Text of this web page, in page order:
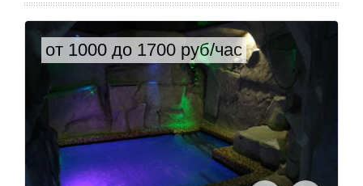
от 1000 до 1700 руб/час